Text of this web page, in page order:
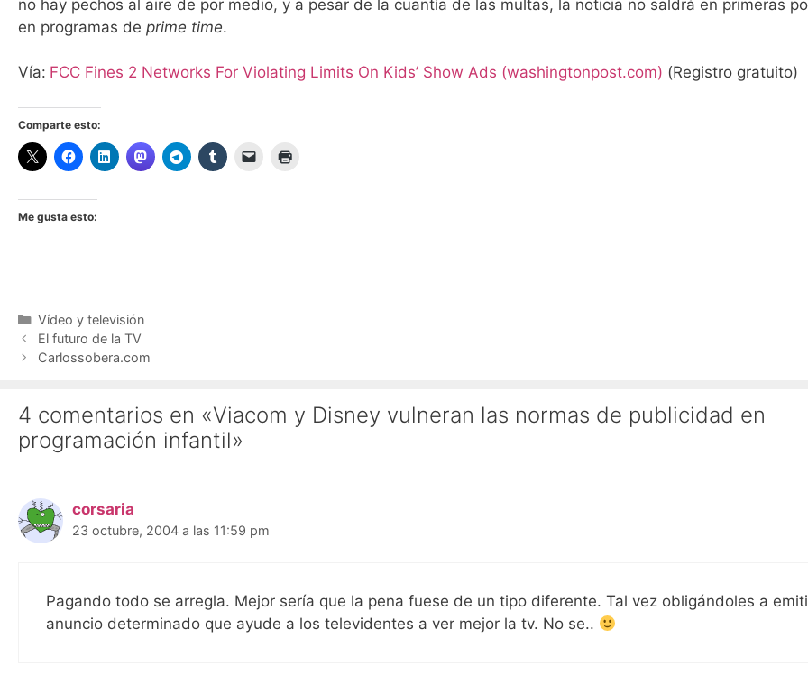
no hay pechos al aire de por medio, y a pesar de la cuantía de las multas, la noticia no saldrá en primeras
en programas de prime time.
Vía: FCC Fines 2 Networks For Violating Limits On Kids’ Show Ads (washingtonpost.com) (Registro gratuito)
Comparte esto:
Me gusta esto:
Categorías
Vídeo y televisión
El futuro de la TV
Carlossobera.com
4 comentarios en «Viacom y Disney vulneran las normas de publicidad en
programación infantil»
corsaria
23 octubre, 2004 a las 11:59 pm
Pagando todo se arregla. Mejor sería que la pena fuese de un tipo diferente. Tal vez obligándoles a
anuncio determinado que ayude a los televidentes a ver mejor la tv. No se..